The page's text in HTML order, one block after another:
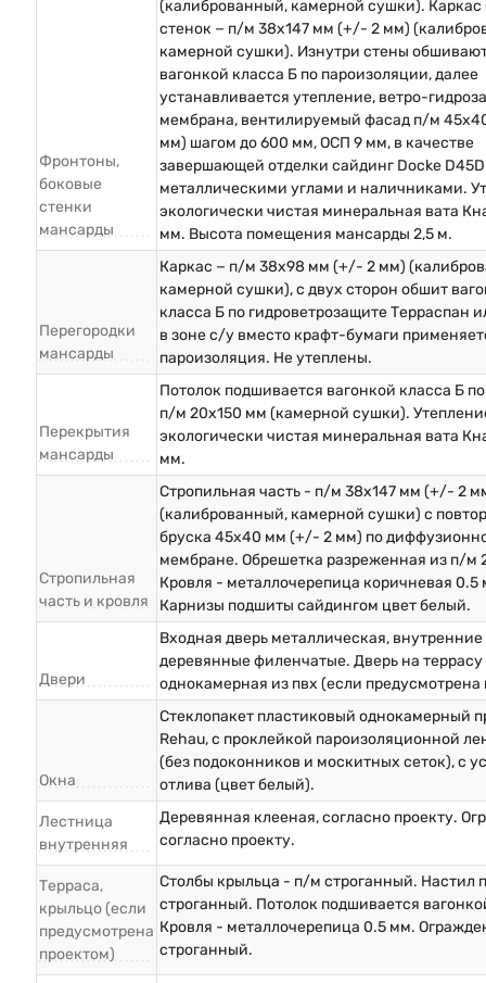
Фронтоны,
боковые
стенки
мансарды
(калиброванный, камерной сушки). Каркас
стенок − п/м 38х147 мм (+/- 2 мм)
камерной сушки). Изнутри стены
вагонкой класса Б по пароизоляции, далее
устанавливается утепление, ветро-
мембрана, вентилируемый фасад п/м
мм) шагом до 600 мм, ОСП 9 мм, в качестве
завершающей отделки сайдинг Docke
металлическими углами и наличниками.
экологически чистая минеральная вата
мм. Высота помещения мансарды 2,5 м.
Перегородки
мансарды
Каркас − п/м 38х98 мм (+/- 2 мм)
камерной сушки), с двух сторон обшит
класса Б по гидроветрозащите Терраспан
в зоне с/у вместо крафт-бумаги
пароизоляция. Не утеплены.
Перекрытия
мансарды
Потолок подшивается вагонкой класса Б
п/м 20х150 мм (камерной сушки).
экологически чистая минеральная вата
мм.
Стропильная
часть и кровля
Стропильная часть - п/м 38х147 мм (+/- 2
(калиброванный, камерной сушки) с
бруска 45х40 мм (+/- 2 мм) по
мембране. Обрешетка разреженная из п/м
Кровля - металлочерепица коричневая 0.5
Карнизы подшиты сайдингом цвет белый.
Двери
Входная дверь металлическая, внутренние
деревянные филенчатые. Дверь на
однокамерная из пвх (если предусмотрена
Окна
Стеклопакет пластиковый однокамерный
Rehau, с проклейкой пароизоляционной
(без подоконников и москитных сеток), с
отлива (цвет белый).
Лестница
внутренняя
Деревянная клееная, согласно проекту.
согласно проекту.
Терраса,
крыльцо (если
предусмотрена
проектом)
Столбы крыльца - п/м строганный. Настил
строганный. Потолок подшивается
Кровля - металлочерепица 0.5 мм.
строганный.